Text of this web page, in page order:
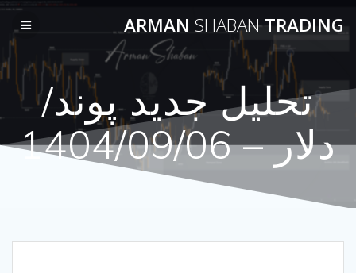
to
content
ARMAN SHABANTRADING
تحلیل جدید پوند/
دلار – 1404/09/06